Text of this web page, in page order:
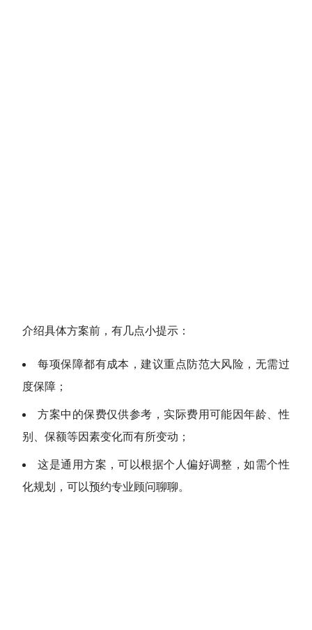
介绍具体方案前，有几点小提示：
每项保障都有成本，建议重点防范大风险，无需过
度保障；
方案中的保费仅供参考，实际费用可能因年龄、性
别、保额等因素变化而有所变动；
这是通用方案，可以根据个人偏好调整，如需个性
化规划，可以预约专业顾问聊聊。